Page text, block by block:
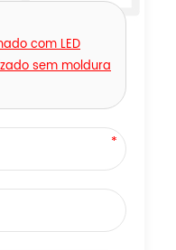
com LED
sem moldura